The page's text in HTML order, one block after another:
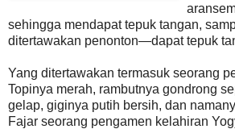
sehingga mendapat tepuk tangan,
ditertawakan penonton—dapat tepuk
Yang ditertawakan termasuk seorang
Topinya merah, rambutnya gondrong
gelap, giginya putih bersih, dan
Fajar seorang pengamen kelahiran